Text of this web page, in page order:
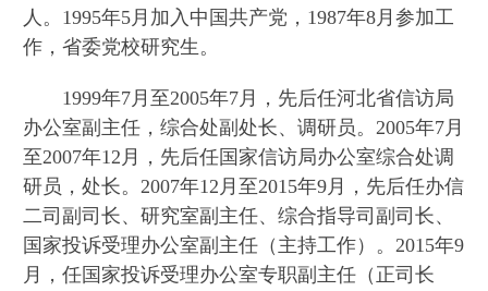
人。1995年5月加入中国共产党，1987年8月参加工
作，省委党校研究生。
1999年7月至2005年7月，先后任河北省信访局
办公室副主任，综合处副处长、调研员。2005年7月
至2007年12月，先后任国家信访局办公室综合处调
研员，处长。2007年12月至2015年9月，先后任办信
二司副司长、研究室副主任、综合指导司副司长、
国家投诉受理办公室副主任（主持工作）。2015年9
月，任国家投诉受理办公室专职副主任（正司长